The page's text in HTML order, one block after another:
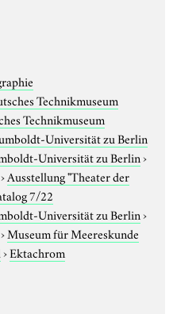
Technikmuseum
Technikmuseum
Universität zu Berlin
Universität zu Berlin›
›Ausstellung "Theater der
7/22
Universität zu Berlin›
›Museum für Meereskunde
›Ektachrom